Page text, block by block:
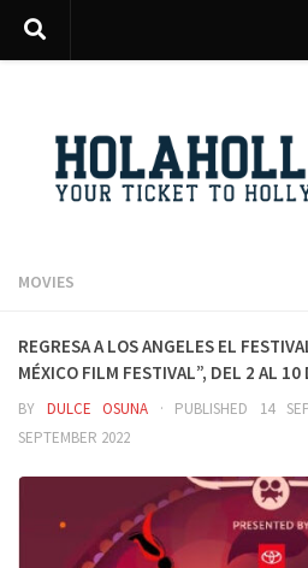
Skip to content
MOVIES
Regresa a Los Angeles el
México Film Festival”, del 2 al
BY DULCE OSUNA · PUBLISHED 14
SEPTEMBER 2022